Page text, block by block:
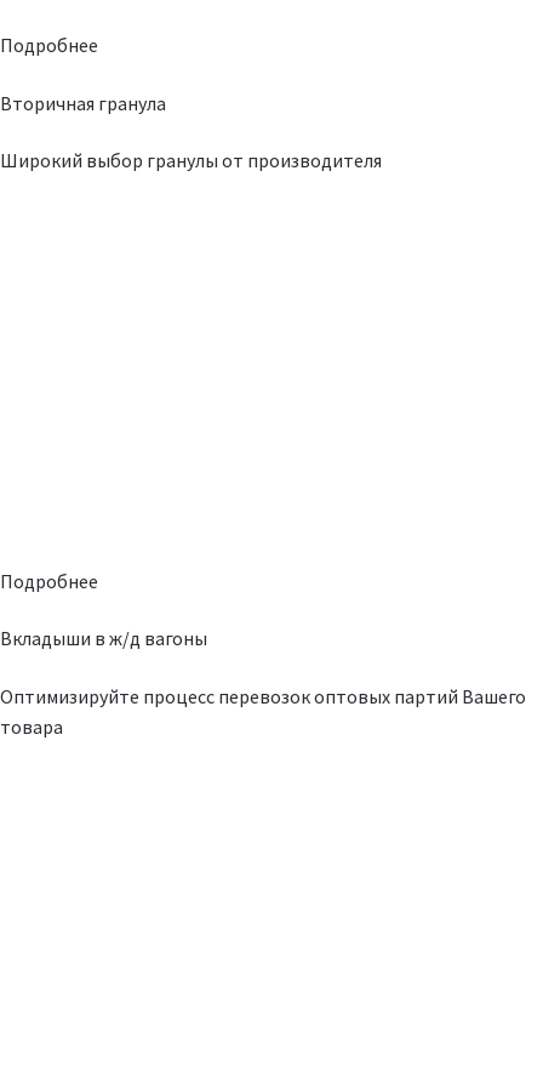
Подробнее
Вторичная гранула
Широкий выбор гранулы от производителя
Подробнее
Вкладыши в ж/д вагоны
Оптимизируйте процесс перевозок оптовых партий Вашего
товара